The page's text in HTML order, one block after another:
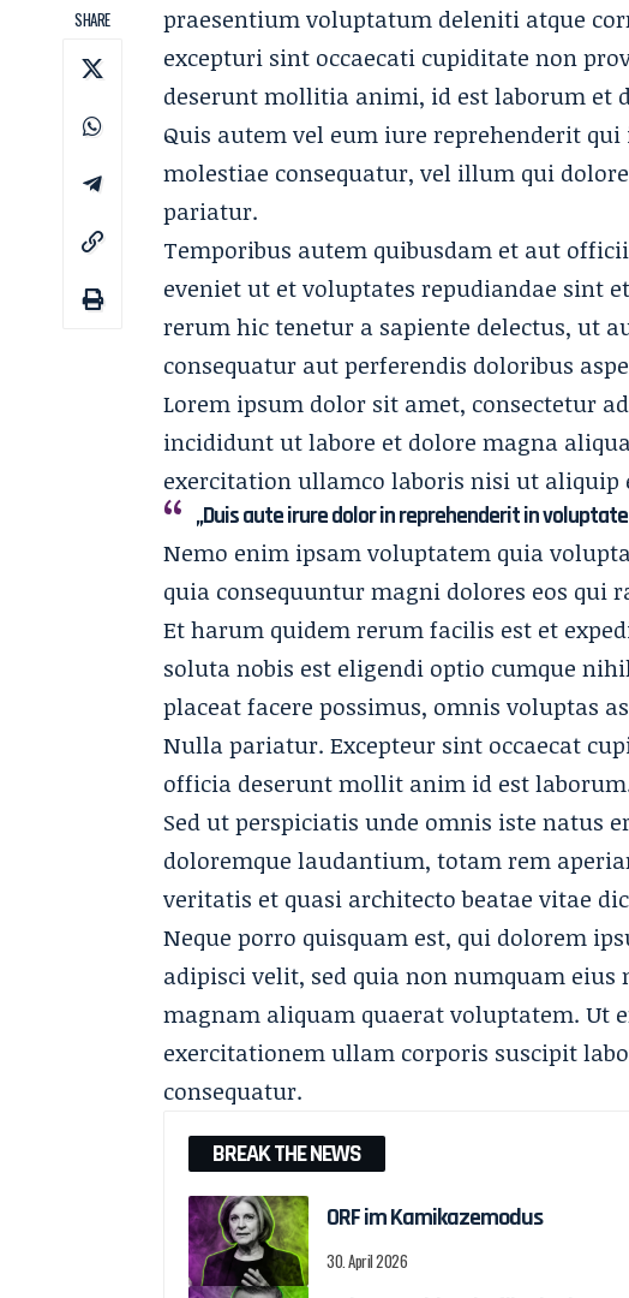
SHARE
praesentium voluptatum deleniti atque
excepturi sint occaecati cupiditate non
deserunt mollitia animi, id est laborum et
Quis autem vel eum iure reprehenderit
molestiae consequatur, vel illum qui
pariatur.
Temporibus autem quibusdam et aut
eveniet ut et voluptates repudiandae sint
rerum hic tenetur a sapiente delectus, ut
consequatur aut perferendis doloribus
Lorem ipsum dolor sit amet, consectetur
incididunt ut labore et dolore magna
exercitation ullamco laboris nisi ut aliquip
„Duis aute irure dolor in reprehenderit in
Nemo enim ipsam voluptatem quia
quia consequuntur magni dolores eos qui
Et harum quidem rerum facilis est et
soluta nobis est eligendi optio cumque
placeat facere possimus, omnis voluptas
Nulla pariatur. Excepteur sint occaecat
officia deserunt mollit anim id est
Sed ut perspiciatis unde omnis iste natus
doloremque laudantium, totam rem
veritatis et quasi architecto beatae vitae
Neque porro quisquam est, qui dolorem
adipisci velit, sed quia non numquam
magnam aliquam quaerat voluptatem. Ut
exercitationem ullam corporis suscipit
consequatur.
BREAK THE NEWS
ORF im Kamikazemodus
30. April 2026